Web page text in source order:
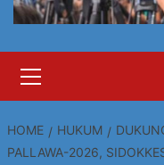
Menu
HOME HUKUM
PALLAWA-2026,